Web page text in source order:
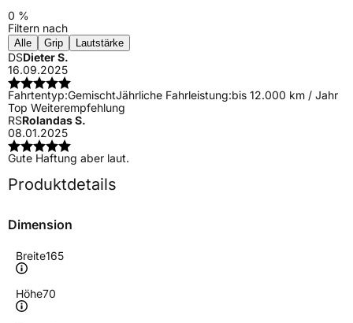
0 %
Filtern nach
Alle Grip Lautstärke
DSDieter S.
16.09.2025
Fahrtentyp:GemischtJährliche Fahrleistung:bis 12.000 km / Jahr
Top Weiterempfehlung
RSRolandas S.
08.01.2025
Gute Haftung aber laut.
Produktdetails
Dimension
Breite165
Höhe70